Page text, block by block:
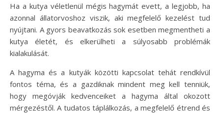
Ha a kutya véletlenül mégis hagymát evett, a legjobb, ha
azonnal állatorvoshoz viszik, aki megfelelő kezelést tud
nyújtani. A gyors beavatkozás sok esetben megmentheti a
kutya életét, és elkerülheti a súlyosabb problémák
kialakulását.
A hagyma és a kutyák közötti kapcsolat tehát rendkívül
fontos téma, és a gazdiknak mindent meg kell tenniük,
hogy megóvják kedvenceiket a hagyma által okozott
mérgezéstől. A tudatos táplálkozás, a megfelelő étrend és